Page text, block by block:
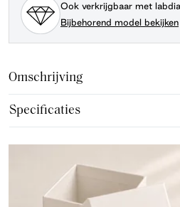
Ook verkrijgbaar met
Bijbehorend model bekijken
Omschrijving
Specificaties